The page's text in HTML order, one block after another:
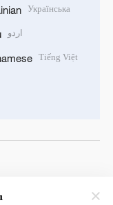
Українська
اردو
Tiếng Việt